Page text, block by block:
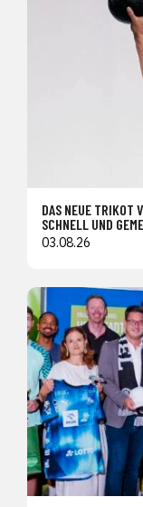
DAS NEUE TRIKOT
SCHNELL UND
03.08.26